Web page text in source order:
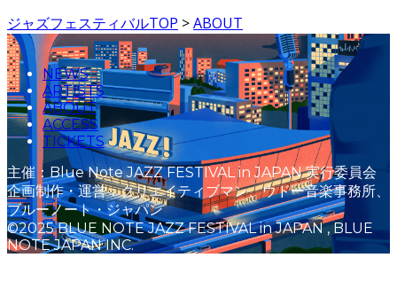
ジャズフェスティバルTOP >ABOUT
NEWS
ARTISTS
ABOUT
ACCESS
TICKETS
主催：Blue Note JAZZ FESTIVAL in JAPAN 実行委員会
企画制作・運営：クリエイティブマン、ウドー音楽事務所、
ブルーノート・ジャパン
©2025 BLUE NOTE JAZZ FESTIVAL in JAPAN , BLUE
NOTE JAPAN INC.